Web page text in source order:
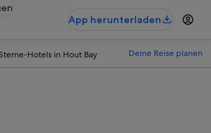
App herunterladen
Hotels in Hout Bay Deine Reise planen